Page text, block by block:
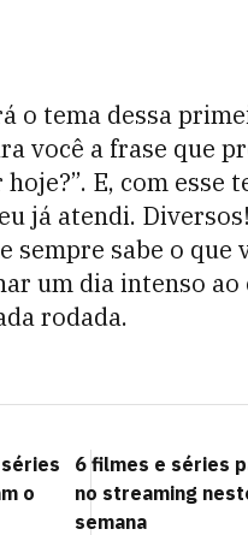
o tema dessa
você a frase que
hoje?”. E, com
já atendi.
sempre sabe o
um dia intenso
rodada.
o
6 filmes e séries
no streaming
semana